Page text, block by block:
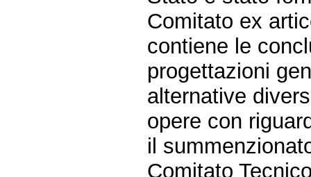
Comitato ex
contiene le
progettazioni
alternative
opere con
il
Comitato